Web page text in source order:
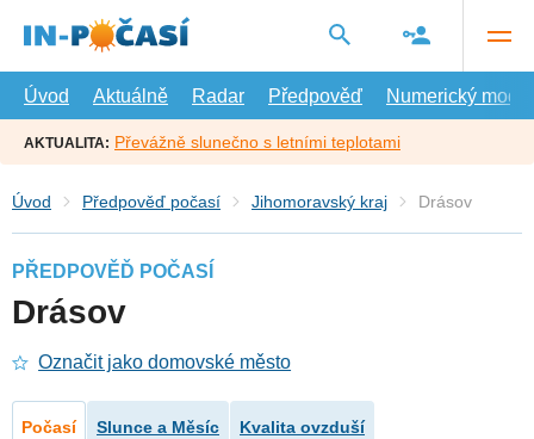
hlavní
Úvod
Aktuálně Radar Předpověď Numerický model
AKTUALITA: Převážně slunečno s letními teplotami
Úvod Předpověď počasí Jihomoravský kraj Drásov
PŘEDPOVĚĎ POČASÍ
Drásov
Označit jako domovské město
Počasí Slunce a Měsíc Kvalita ovzduší